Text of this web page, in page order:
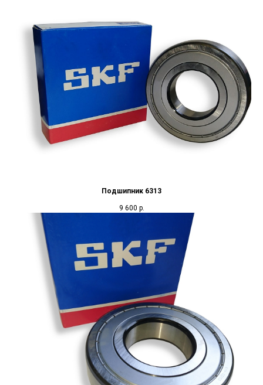
Подшипник 6313
9 600 р.